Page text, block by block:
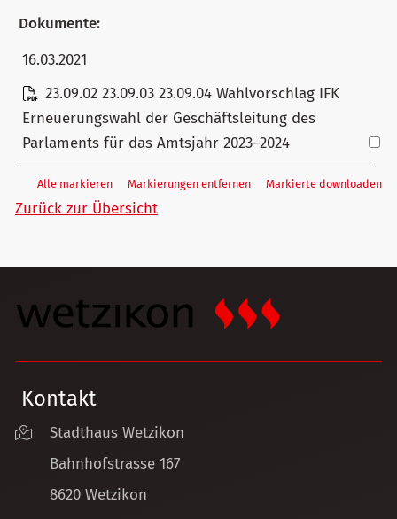
Dokumente:
16.03.2021
23.09.02 23.09.03 23.09.04 Wahlvorschlag IFK
Erneuerungswahl der Geschäftsleitung des
Parlaments für das Amtsjahr 2023–2024
Alle markieren Markierungen entfernen Markierte downloaden
Zurück zur Übersicht
Kontakt
Stadthaus Wetzikon
Bahnhofstrasse 167
8620 Wetzikon